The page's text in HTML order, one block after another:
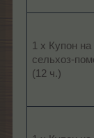
1 х Купон на
сельхоз-
(12 ч.)